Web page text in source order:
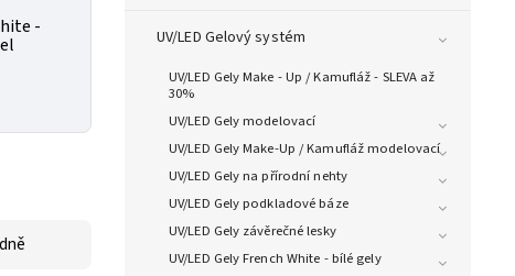
UV/LED Gelový systém
UV/LED Gely Make - Up / Kamufláž - SLEVA až
30%
UV/LED Gely modelovací
UV/LED Gely Make-Up / Kamufláž modelovací
UV/LED Gely na přírodní nehty
UV/LED Gely podkladové báze
UV/LED Gely závěrečné lesky
UV/LED Gely French White - bílé gely
-